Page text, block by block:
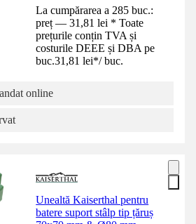
La cumpărarea a 285 buc.:
preț — 31,81 lei * Toate
prețurile conțin TVA și
costurile DEEE și DBA pe
buc.31,81 lei*/ buc.
online
Unealtă Kaiserthal pentru
batere suport stâlp tip țăruș